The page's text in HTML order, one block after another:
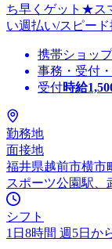
ち早くゲット★ス
い週払い/スピー
携帯ショップ
事務・受付
受付時給
勤務地
面接地
福井県越前市横市
スポーツ公園駅、
シフト
1日8時間 週5日か